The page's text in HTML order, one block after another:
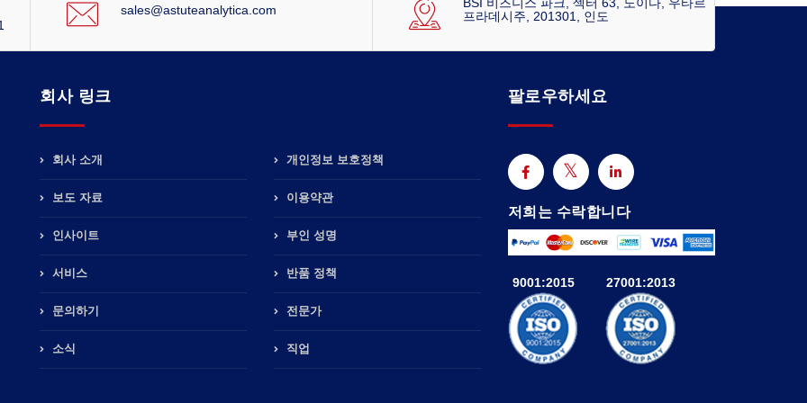
sales@astuteanalytica.com
프라데시주, 201301, 인도
회사 링크
회사 소개
보도 자료
인사이트
서비스
문의하기
소식
개인정보 보호정책
이용약관
부인 성명
반품 정책
전문가
직업
팔로우하세요
저희는 수락합니다
9001:2015 27001:2013